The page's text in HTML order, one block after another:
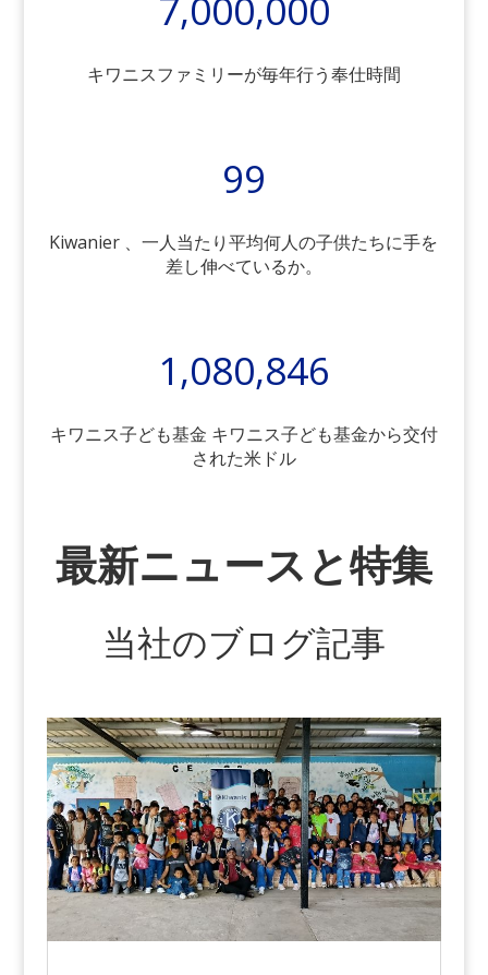
7,000,000
キワニスファミリーが毎年行う奉仕時間
99
Kiwanier 、一人当たり平均何人の子供たちに手を
差し伸べているか。
1,080,846
キワニス子ども基金 キワニス子ども基金から交付
された米ドル
最新ニュースと特集
当社のブログ記事